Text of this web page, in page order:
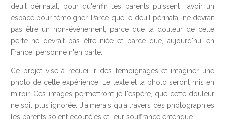
deuil périnatal, pour qu'enfin les parents puissent avoir un
espace pour témoigner. Parce que le deuil périnatal ne devrait
pas être un non-événement, parce que la douleur de cette
perte ne devrait pas être niée et parce que, aujourd'hui en
France, personne n'en parle.
Ce projet vise à recueillir des témoignages et imaginer une
photo de cette expérience. Le texte et la photo seront mis en
miroir. Ces images permettront je l'espère, que cette douleur
ne soit plus ignorée. J'aimerais qu'à travers ces photographies
les parents soient écouté.es et leur souffrance entendue.